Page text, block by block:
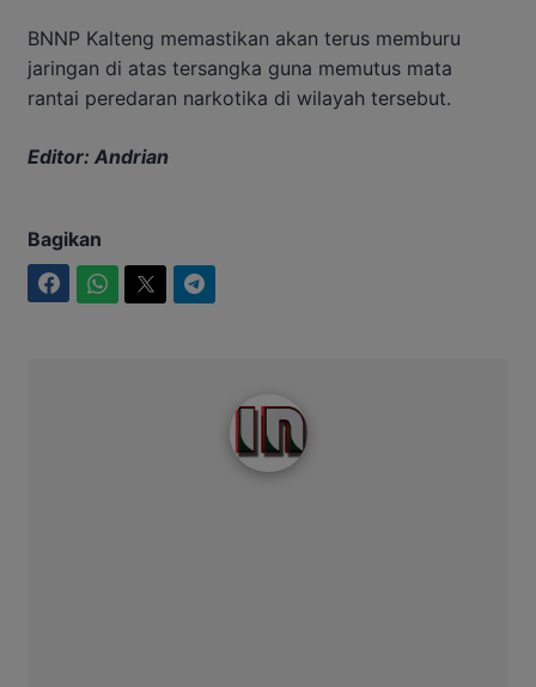
BNNP Kalteng memastikan akan terus memburu
jaringan di atas tersangka guna memutus mata
rantai peredaran narkotika di wilayah tersebut.
Editor: Andrian
Bagikan